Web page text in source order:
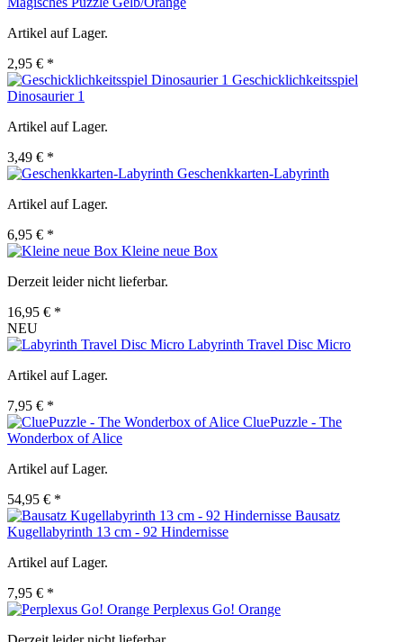
Artikel auf Lager.
2,95 € *
Geschicklichkeitsspiel
Dinosaurier 1
Artikel auf Lager.
3,49 € *
Geschenkkarten-Labyrinth
Artikel auf Lager.
6,95 € *
Kleine neue Box
Derzeit leider nicht lieferbar.
16,95 € *
NEU
Labyrinth Travel Disc Micro
Artikel auf Lager.
7,95 € *
CluePuzzle - The
Wonderbox of Alice
Artikel auf Lager.
54,95 € *
Bausatz
Kugellabyrinth 13 cm - 92 Hindernisse
Artikel auf Lager.
7,95 € *
Perplexus Go! Orange